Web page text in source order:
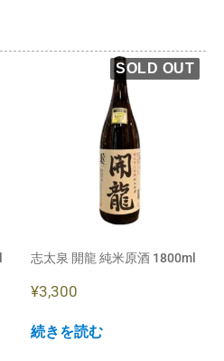
志太泉 開龍 純米原酒 1800ml
¥3,300
続きを読む